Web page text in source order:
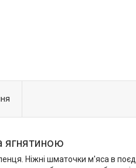
ягнятиною
Ніжні шматочки м'яса в